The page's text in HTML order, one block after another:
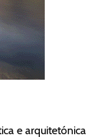
e arquitetónica